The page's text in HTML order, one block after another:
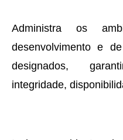
Administra os
desenvolvimento e
designados,
integridade,